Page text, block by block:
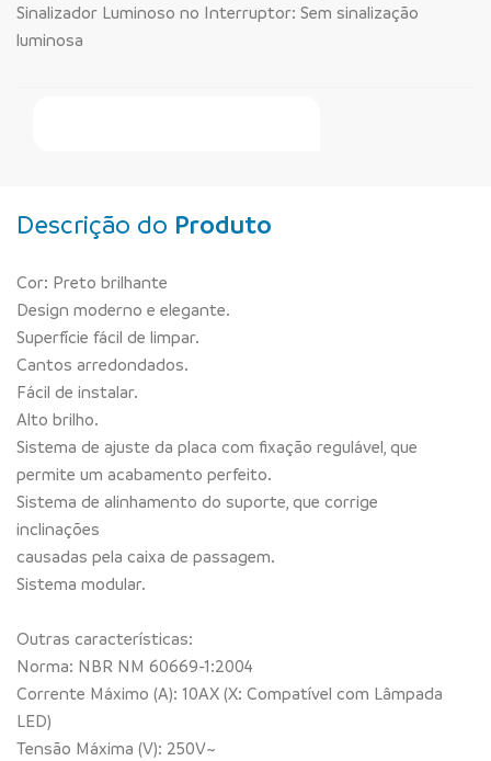
Sinalizador Luminoso no Interruptor: Sem sinalização
luminosa
Descrição do Produto
Cor: Preto brilhante
Design moderno e elegante.
Superfície fácil de limpar.
Cantos arredondados.
Fácil de instalar.
Alto brilho.
Sistema de ajuste da placa com fixação regulável, que
permite um acabamento perfeito.
Sistema de alinhamento do suporte, que corrige
inclinações
causadas pela caixa de passagem.
Sistema modular.
Outras características:
Norma: NBR NM 60669-1:2004
Corrente Máximo (A): 10AX (X: Compatível com Lâmpada
LED)
Tensão Máxima (V): 250V~